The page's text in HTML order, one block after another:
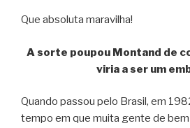
Que absoluta maravilha!
A sorte poupou Montand de
viria a ser um
Quando passou pelo Brasil, em
tempo em que muita gente de